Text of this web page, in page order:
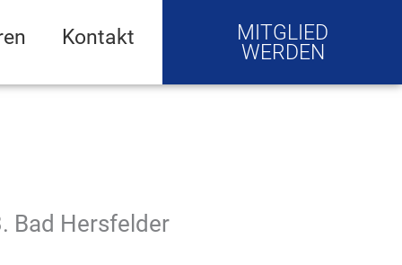
Kontakt
MITGLIED
WERDEN
Bad Hersfelder